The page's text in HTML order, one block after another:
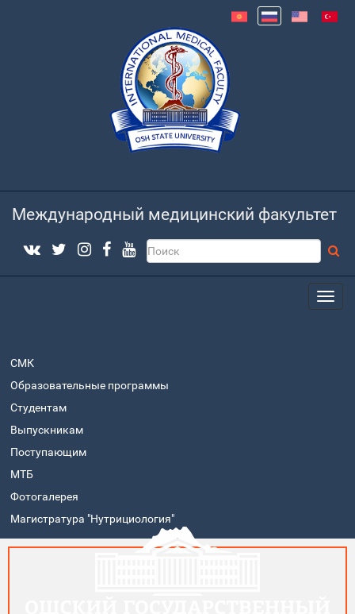
Международный медицинский факультет
СМК
Образовательные программы
Студентам
Выпускникам
Поступающим
МТБ
Фотогалерея
Магистратура "Нутрициология"